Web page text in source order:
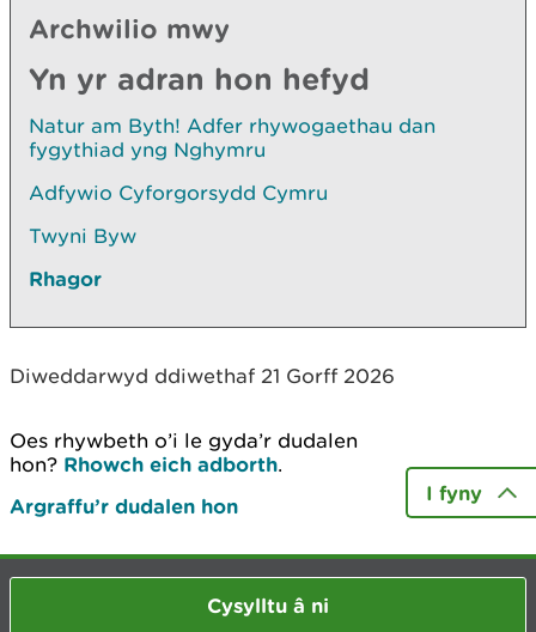
Archwilio mwy
Yn yr adran hon hefyd
Natur am Byth! Adfer rhywogaethau dan
fygythiad yng Nghymru
Adfywio Cyforgorsydd Cymru
Twyni Byw
Rhagor
Diweddarwyd ddiwethaf 21 Gorff 2026
Oes rhywbeth o’i le gyda’r dudalen
hon? Rhowch eich adborth.
Argraffu’r dudalen hon
I fyny
Cysylltu â ni